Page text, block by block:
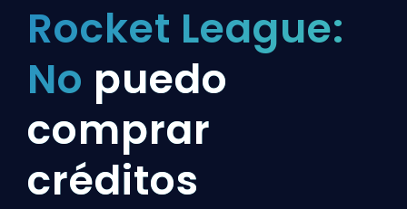
Rocket League:
No puedo
comprar
créditos